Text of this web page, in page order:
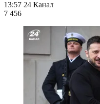
13:57 24 Канал
7 456